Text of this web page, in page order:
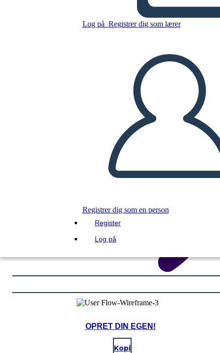
Log på Registrer dig som lærer
Registrer dig som en person
Register
Log på
Kopier dette storyboard
LÆS FOR MIG
OPRET DIN EGEN!
Kopi